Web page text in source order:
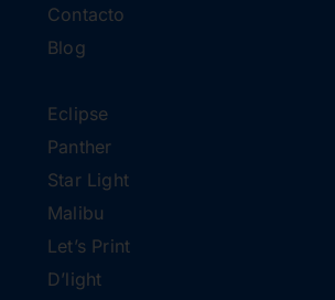
Contacto
Blog
Eclipse
Panther
Star Light
Malibu
Let’s Print
D’light